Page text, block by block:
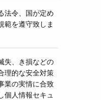
法令、国が定め
範を遵守致しま
失、き損などの
理的な安全対策
業の実情に合致
個人情報セキュ